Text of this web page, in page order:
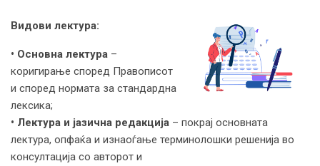
Видови лектура:
• Основна лектура –
коригирање според Правописот
и според нормата за стандардна
лексика;
• Лектура и јазична редакција – покрај основната
лектура, опфаќа и изнаоѓање терминолошки решенија во
консултација со авторот и